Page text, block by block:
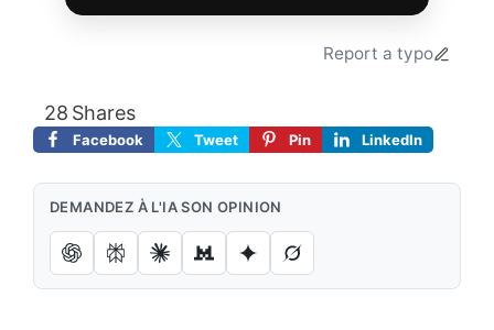
Report a typo
Shares
28
Facebook Tweet Pin LinkedIn
DEMANDEZ À L'IA SON OPINION